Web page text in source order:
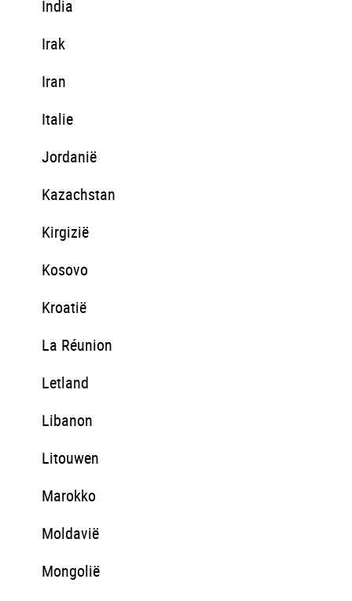
India
Irak
Iran
Italie
Jordanië
Kazachstan
Kirgizië
Kosovo
Kroatië
La Réunion
Letland
Libanon
Litouwen
Marokko
Moldavië
Mongolië